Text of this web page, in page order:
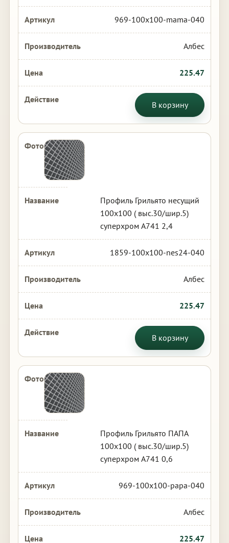
969-100x100-mama-040
Албес
225.47
В корзину
Профиль Грильято несущий
100х100 ( выс.30/шир.5)
суперхром А741 2,4
1859-100x100-nes24-040
Албес
225.47
В корзину
Профиль Грильято ПАПА
100х100 ( выс.30/шир.5)
суперхром А741 0,6
969-100x100-papa-040
Албес
225.47